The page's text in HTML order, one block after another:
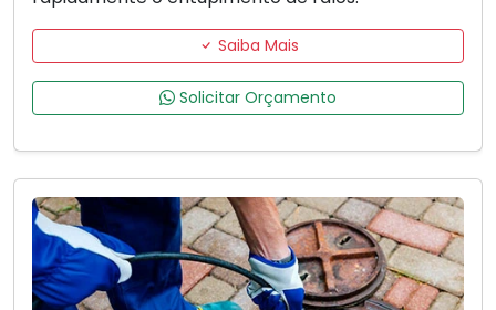
Saiba Mais
Solicitar Orçamento